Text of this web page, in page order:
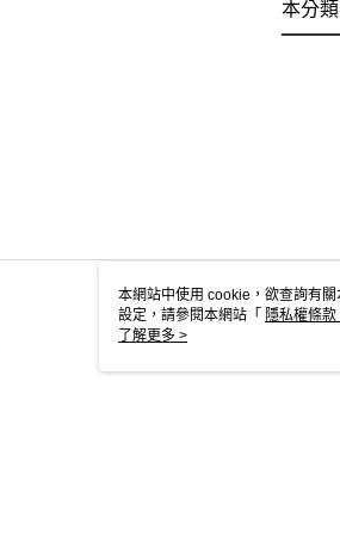
本分
本網站中使用 cookie，欲查詢有
設定，請參閱本網站「 隱私權條款
使用 cookie。
了解更多 >